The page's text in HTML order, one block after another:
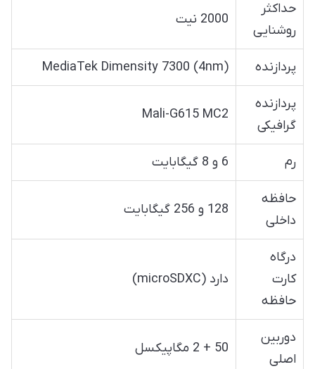
حداکثر
روشنایی
2000 نیت
پردازنده MediaTek Dimensity 7300 (4nm)
پردازنده
گرافیکی
Mali-G615 MC2
رم 6 و 8 گیگابایت
حافظه
داخلی
128 و 256 گیگابایت
درگاه
کارت
حافظه
دارد (microSDXC)
دوربین
اصلی
50 + 2 مگاپیکسل